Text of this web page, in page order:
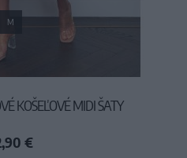
M
KOŠEĽOVÉ MIDI ŠATY
€